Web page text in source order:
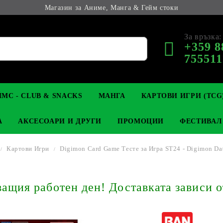
Магазин за Аниме, Манга & Гейм стоки
За връзка:
+359
КОЛЕКЦИОНЕРСКИ
YU-GI-OH! TCG
- CLUB & SNACKS МАНГА
LIGHT NOVEL
КАРТОВИ ИГРИ
MAGIC: THE GATHERING
АНИМЕ ФИГУРКИ
АКСЕСОАРИ И ДРУГИ
КЛЮЧОДЪРЖАТЕЛИ
ПРОМОЦИИ
Картови Игри Digimon Card Game Тесте за Игра ST24 - Digimon
работен ден! Доставката зависи